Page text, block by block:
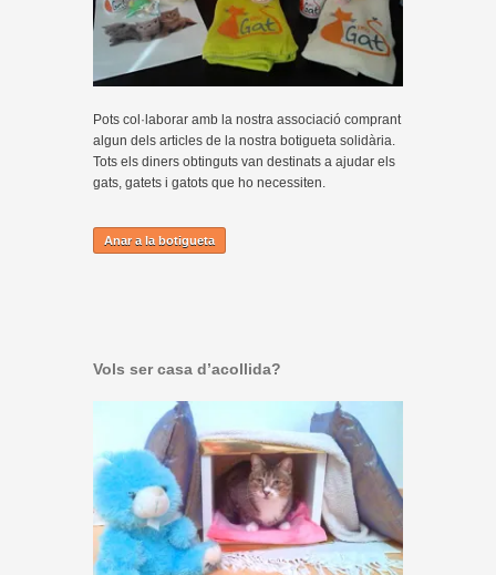
Pots col·laborar amb la nostra associació comprant
algun dels articles de la nostra botigueta solidària.
Tots els diners obtinguts van destinats a ajudar els
gats, gatets i gatots que ho necessiten.
Anar a la botigueta
Vols ser casa d’acollida?